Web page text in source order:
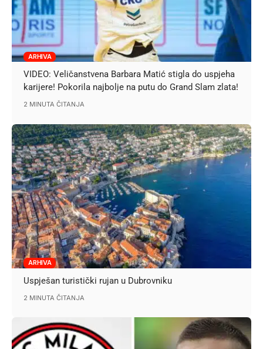
ARHIVA
VIDEO: Veličanstvena Barbara Matić stigla do uspjeha
karijere! Pokorila najbolje na putu do Grand Slam zlata!
2 MINUTA ČITANJA
ARHIVA
Uspješan turistički rujan u Dubrovniku
2 MINUTA ČITANJA